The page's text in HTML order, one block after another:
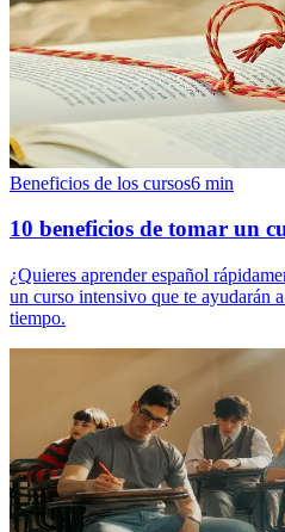
Beneficios de los cursos6 min
10 beneficios de tomar un
¿Quieres aprender español
un curso intensivo que te ayudarán
tiempo.